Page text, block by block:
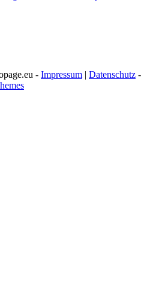
- Impressum | Datenschutz -